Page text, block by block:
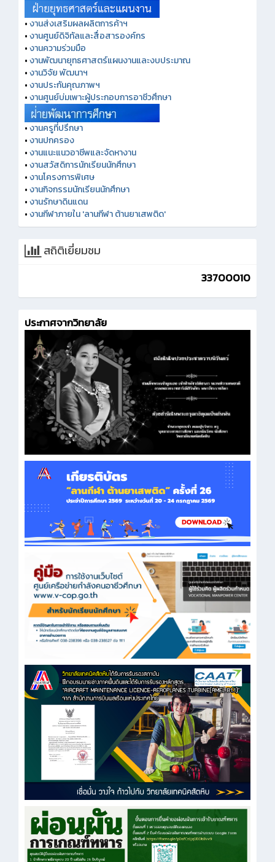
•งานส่งเสริมผลผลิตการค้าฯ
•งานศูนย์ดิจิทัลและสื่อสารองค์กร
•งานความร่วมมือ
•งานพัฒนายุทธศาสตร์แผนงานและงบประมาณ
•งานวิจัย พัฒนาฯ
•งานประกันคุณภาพฯ
•งานศูนย์บ่มเพาะผู้ประกอบการอาชีวศึกษา
•งานครูที่ปรึกษา
•งานปกครอง
•งานแนะแนวอาชีพและจัดหางาน
•งานสวัสดิการนักเรียนนักศึกษา
•งานโครงการพิเศษ
•งานกิจกรรมนักเรียนนักศึกษา
•งานรักษาดินแดน
•งานกีฬาภายใน 'ลานกีฬา ต้านยาเสพติด'
สถิติเยี่ยมชม
33700010
ประกาศจากวิทยาลัย